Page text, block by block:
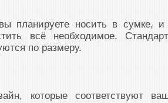
планируете носить в сумке, и
всё необходимое.
по размеру.
которые соответствуют